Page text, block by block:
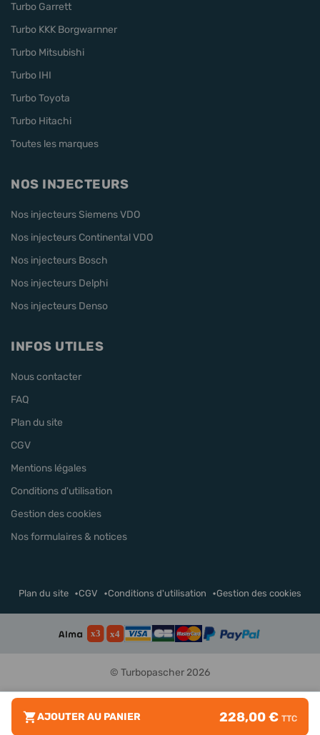
AJOUTER AU PANIER 228,00 € TTC
Turbo Garrett
Turbo KKK Borgwarnner
Turbo Mitsubishi
Turbo IHI
Turbo Toyota
Turbo Hitachi
Toutes les marques
NOS INJECTEURS
Nos injecteurs Siemens VDO
Nos injecteurs Continental VDO
Nos injecteurs Bosch
Nos injecteurs Delphi
Nos injecteurs Denso
INFOS UTILES
Nous contacter
FAQ
Plan du site
CGV
Mentions légales
Conditions d'utilisation
Gestion des cookies
Nos formulaires & notices
Plan du site CGV Conditions d'utilisation Gestion des cookies
© Turbopascher 2026